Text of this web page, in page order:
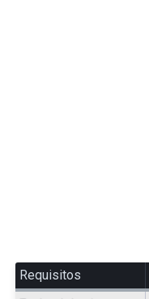
Requisitos